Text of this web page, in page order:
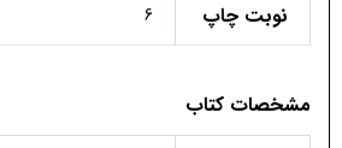
نوبت چاپ 6
مشخصات کتاب